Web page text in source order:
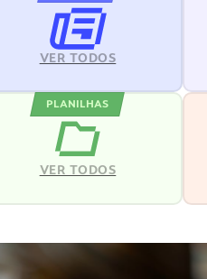
VER TODOS
PLANILHAS
VER TODOS